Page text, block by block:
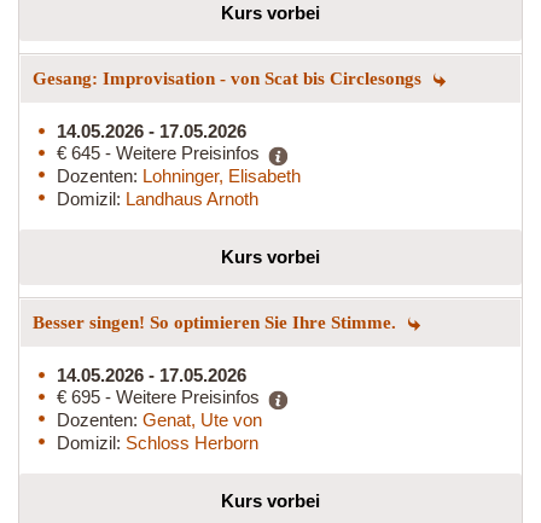
Kurs vorbei
Gesang: Improvisation - von Scat bis Circlesongs
14.05.2026 - 17.05.2026
€ 645 - Weitere Preisinfos
Dozenten: Lohninger, Elisabeth
Domizil: Landhaus Arnoth
Kurs vorbei
Besser singen! So optimieren Sie Ihre Stimme.
14.05.2026 - 17.05.2026
€ 695 - Weitere Preisinfos
Dozenten: Genat, Ute von
Domizil: Schloss Herborn
Kurs vorbei